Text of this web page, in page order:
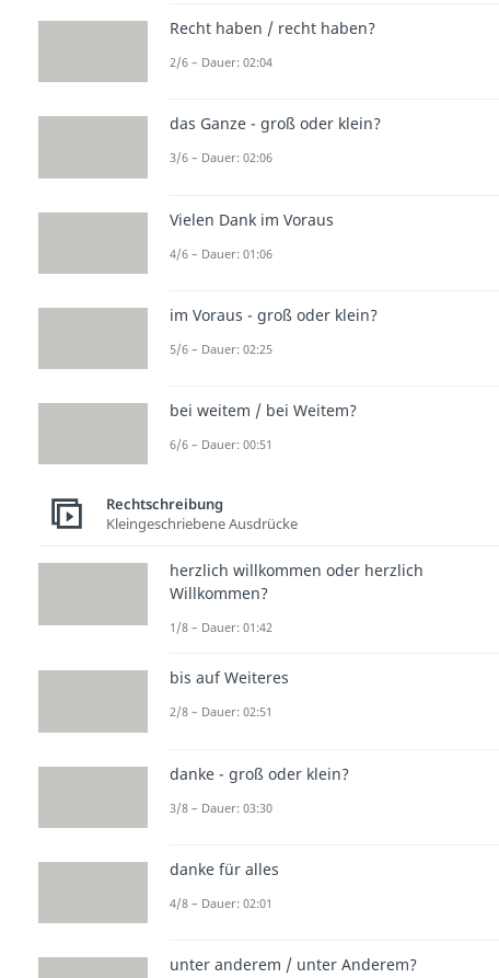
Recht haben / recht haben?
2/6 – Dauer: 02:04
das Ganze - groß oder klein?
3/6 – Dauer: 02:06
Vielen Dank im Voraus
4/6 – Dauer: 01:06
im Voraus - groß oder klein?
5/6 – Dauer: 02:25
bei weitem / bei Weitem?
6/6 – Dauer: 00:51
Rechtschreibung
Kleingeschriebene Ausdrücke
herzlich willkommen oder herzlich
Willkommen?
1/8 – Dauer: 01:42
bis auf Weiteres
2/8 – Dauer: 02:51
danke - groß oder klein?
3/8 – Dauer: 03:30
danke für alles
4/8 – Dauer: 02:01
unter anderem / unter Anderem?